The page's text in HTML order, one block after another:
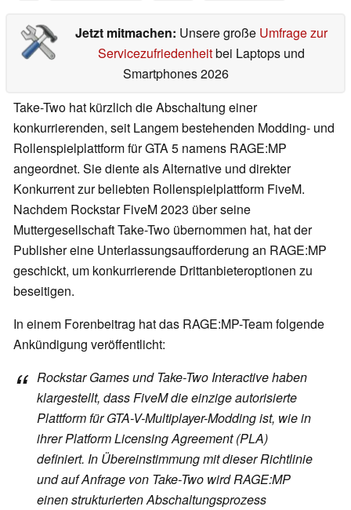
Jetzt mitmachen: Unsere große Umfrage zur
Servicezufriedenheitbei Laptops und
Smartphones 2026
Take-Two hat kürzlich die Abschaltung einer
konkurrierenden, seit Langem bestehenden Modding- und
Rollenspielplattform für GTA 5 namens RAGE:MP
angeordnet. Sie diente als Alternative und direkter
Konkurrent zur beliebten Rollenspielplattform FiveM.
Nachdem Rockstar FiveM 2023 über seine
Muttergesellschaft Take-Two übernommen hat, hat der
Publisher eine Unterlassungsaufforderung an RAGE:MP
geschickt, um konkurrierende Drittanbieteroptionen zu
beseitigen.
In einem Forenbeitrag hat das RAGE:MP-Team folgende
Ankündigung veröffentlicht:
Rockstar Games und Take-Two Interactive haben
klargestellt, dass FiveM die einzige autorisierte
Plattform für GTA-V-Multiplayer-Modding ist, wie in
ihrer Platform Licensing Agreement (PLA)
definiert. In Übereinstimmung mit dieser Richtlinie
und auf Anfrage von Take-Two wird RAGE:MP
einen strukturierten Abschaltungsprozess